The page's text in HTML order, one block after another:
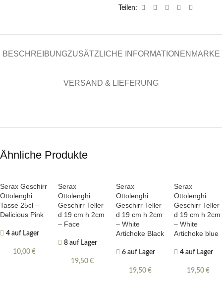
Teilen:
BESCHREIBUNGZUSÄTZLICHE INFORMATIONEN MARKE
VERSAND & LIEFERUNG
Ähnliche Produkte
Serax Geschirr
Ottolenghi
Tasse 25cl –
Delicious Pink
4 auf Lager
10,00 €
Serax
Ottolenghi
Geschirr Teller
d 19 cm h 2cm
– Face
8 auf Lager
19,50 €
Serax
Ottolenghi
Geschirr Teller
d 19 cm h 2cm
– White
Artichoke Black
6 auf Lager
19,50 €
Serax
Ottolenghi
Geschirr Teller
d 19 cm h 2cm
– White
Artichoke blue
4 auf Lager
19,50 €